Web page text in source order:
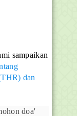
sampaikan
dan
doa'